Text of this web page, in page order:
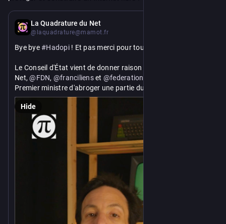
La Quadrature du Net
@laquadrature@mamot.fr
Bye bye #Hadopi ! Et pas merci pour toutes ces années !
Le Conseil d'État vient de donner raison à La Quadrature du
Net, @FDN, @franciliens et @federationfdn
Premier ministre d'abroger une partie du décret central de la
Hadopi. 🥳
laquadrature.net/2026/04/30/ha
Hide